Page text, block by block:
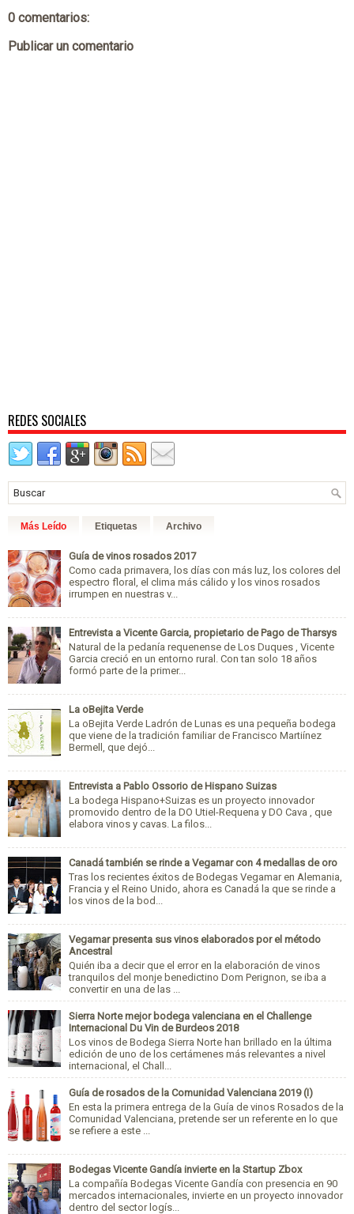
0 comentarios:
Publicar un comentario
REDES SOCIALES
Más Leído Etiquetas Archivo
Guía de vinos rosados 2017
Como cada primavera, los días con más luz, los colores del
espectro floral, el clima más cálido y los vinos rosados
irrumpen en nuestras v...
Entrevista a Vicente Garcia, propietario de Pago de Tharsys
Natural de la pedanía requenense de Los Duques , Vicente
Garcia creció en un entorno rural. Con tan solo 18 años
formó parte de la primer...
La oBejita Verde
La oBejita Verde Ladrón de Lunas es una pequeña bodega
que viene de la tradición familiar de Francisco Martiínez
Bermell, que dejó...
Entrevista a Pablo Ossorio de Hispano Suizas
La bodega Hispano+Suizas es un proyecto innovador
promovido dentro de la DO Utiel-Requena y DO Cava , que
elabora vinos y cavas. La filos...
Canadá también se rinde a Vegamar con 4 medallas de oro
Tras los recientes éxitos de Bodegas Vegamar en Alemania,
Francia y el Reino Unido, ahora es Canadá la que se rinde a
los vinos de la bod...
Vegamar presenta sus vinos elaborados por el método
Ancestral
Quién iba a decir que el error en la elaboración de vinos
tranquilos del monje benedictino Dom Perignon, se iba a
convertir en una de las ...
Sierra Norte mejor bodega valenciana en el Challenge
Internacional Du Vin de Burdeos 2018
Los vinos de Bodega Sierra Norte han brillado en la última
edición de uno de los certámenes más relevantes a nivel
internacional, el Chall...
Guía de rosados de la Comunidad Valenciana 2019 (I)
En esta la primera entrega de la Guía de vinos Rosados de la
Comunidad Valenciana, pretende ser un referente en lo que
se refiere a este ...
Bodegas Vicente Gandía invierte en la Startup Zbox
La compañía Bodegas Vicente Gandía con presencia en 90
mercados internacionales, invierte en un proyecto innovador
dentro del sector logís...